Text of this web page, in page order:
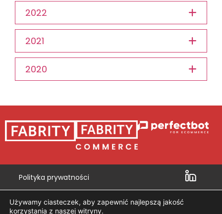
2022
2021
2020
Polityka prywatności
Działanie 6.1 POIG
Działanie 8.2 POIG
Używamy ciasteczek, aby zapewnić najlepszą jakość
korzystania z naszej witryny.